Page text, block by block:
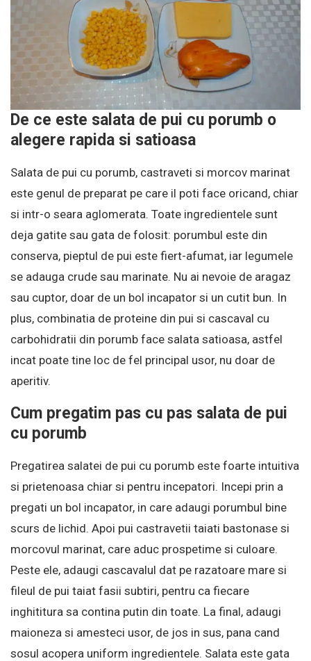
De ce este salata de pui cu porumb o
alegere rapida si satioasa
Salata de pui cu porumb, castraveti si morcov marinat
este genul de preparat pe care il poti face oricand, chiar
si intr-o seara aglomerata. Toate ingredientele sunt
deja gatite sau gata de folosit: porumbul este din
conserva, pieptul de pui este fiert-afumat, iar legumele
se adauga crude sau marinate. Nu ai nevoie de aragaz
sau cuptor, doar de un bol incapator si un cutit bun. In
plus, combinatia de proteine din pui si cascaval cu
carbohidratii din porumb face salata satioasa, astfel
incat poate tine loc de fel principal usor, nu doar de
aperitiv.
Cum pregatim pas cu pas salata de pui
cu porumb
Pregatirea salatei de pui cu porumb este foarte intuitiva
si prietenoasa chiar si pentru incepatori. Incepi prin a
pregati un bol incapator, in care adaugi porumbul bine
scurs de lichid. Apoi pui castravetii taiati bastonase si
morcovul marinat, care aduc prospetime si culoare.
Peste ele, adaugi cascavalul dat pe razatoare mare si
fileul de pui taiat fasii subtiri, pentru ca fiecare
inghititura sa contina putin din toate. La final, adaugi
maioneza si amesteci usor, de jos in sus, pana cand
sosul acopera uniform ingredientele. Salata este gata